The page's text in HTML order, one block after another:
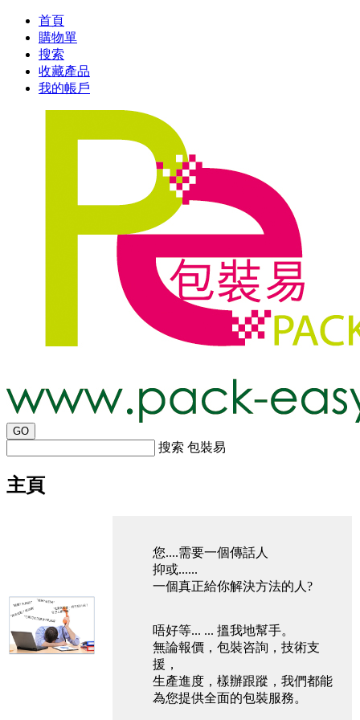
首頁
購物單
搜索
收藏產品
我的帳戶
搜索 包裝易
主頁
您....需要一個傳話人
抑或......
一個真正給你解決方法的人?
唔好等... ... 搵我地幫手。
無論報價，包裝咨詢，技術支
援，
生產進度，樣辦跟蹤，我們都能
為您提供全面的包裝服務。